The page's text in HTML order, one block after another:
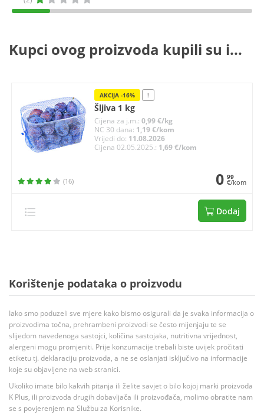
Kupci ovog proizvoda kupili su i...
AKCIJA -16% !
Šljiva 1 kg
Cijena za j.m.:0,99 €/kg
NC 30 dana: 1,19 €/kom
Vrijedi do: 11.08.2026
Cijena 02.05.2025.: 1,69 €/kom
(16) 0 99
€/kom
Dodaj
Korištenje podataka o proizvodu
Iako smo poduzeli sve mjere kako bismo osigurali da je svaka informacija o
proizvodima točna, prehrambeni proizvodi se često mijenjaju te se
slijedom navedenoga sastojci, količina sastojaka, nutritivna vrijednost,
alergeni mogu promjeniti. Prije konzumacije trebali biste uvijek pročitati
etiketu tj. deklaraciju proizvoda, a ne se oslanjati isključivo na informacije
koje su objavljene na web stranici.
Ukoliko imate bilo kakvih pitanja ili želite savjet o bilo kojoj marki proizvoda
K Plus, ili proizvoda drugih dobavljača ili proizvođača, molimo obratite nam
se s povjerenjem na Službu za Korisnike.